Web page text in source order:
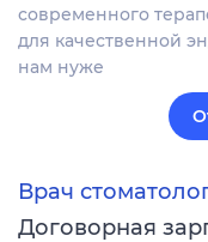
современного
для качественной
нам нуже
Врач
Договорная